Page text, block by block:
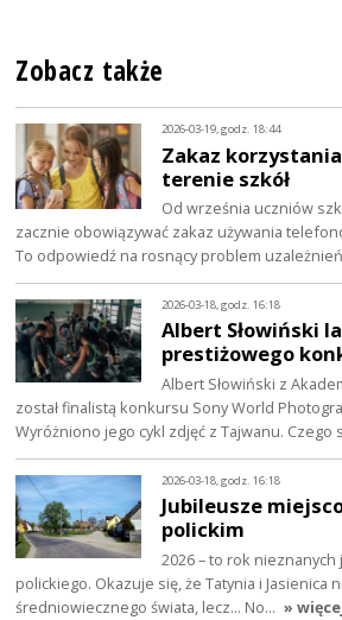
Zobacz także
2026-03-19, godz. 18:44
Zakaz
terenie szkół
Od września uczniów
zacznie obowiązywać zakaz używania
To odpowiedź na rosnący problem
2026-03-18, godz. 16:18
Albert Słowiński
prestiżowego
Albert Słowiński z
został finalistą konkursu Sony World
Wyróżniono jego cykl zdjęć z Tajwanu. Czego
2026-03-18, godz. 16:18
Jubileusze
polickim
2026 – to rok
polickiego. Okazuje się, że Tatynia i Jasienica
średniowiecznego świata, lecz… No… »